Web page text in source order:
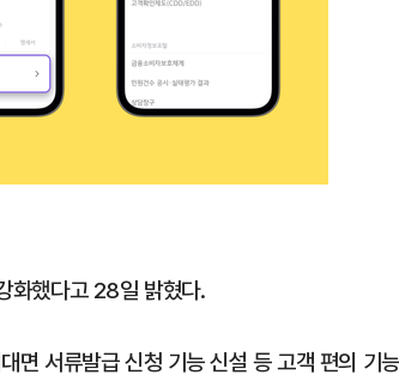
화했다고 28일 밝혔다.
면 서류발급 신청 기능 신설 등 고객 편의 기능